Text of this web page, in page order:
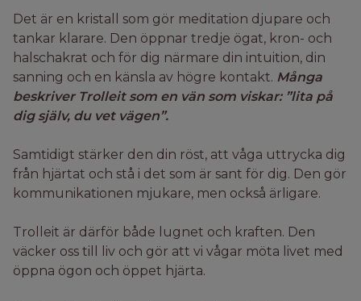
Det är en kristall som gör meditation djupare och
tankar klarare. Den öppnar tredje ögat, kron- och
halschakrat och för dig närmare din intuition, din
sanning och en känsla av högre kontakt. Många
beskriver Trolleit som en vän som viskar: ”lita på
dig själv, du vet vägen”.
Samtidigt stärker den din röst, att våga uttrycka dig
från hjärtat och stå i det som är sant för dig. Den gör
kommunikationen mjukare, men också ärligare.
Trolleit är därför både lugnet och kraften. Den
väcker oss till liv och gör att vi vågar möta livet med
öppna ögon och öppet hjärta.